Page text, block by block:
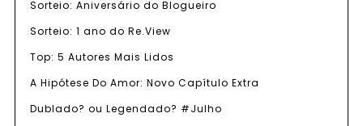
Sorteio: Aniversário do Blogueiro
Sorteio: 1 ano do Re.View
Top: 5 Autores Mais Lidos
A Hipótese Do Amor: Novo Capítulo Extra
Dublado? ou Legendado? #Julho